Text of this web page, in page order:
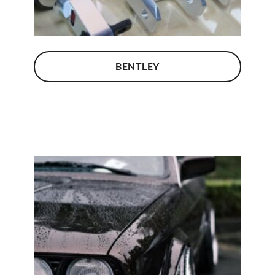
BENTLEY